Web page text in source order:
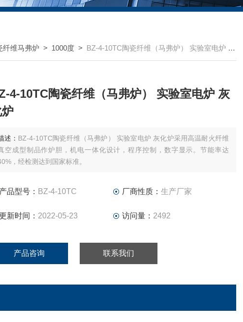
纤维马弗炉 > 1000度 > BZ-4-10TC陶瓷纤维（马弗炉） 实验室电炉 灰化炉
4-10TC陶瓷纤维（马弗炉） 实验室电炉 灰
述： BZ-4-10TC陶瓷纤维（马弗炉） 实验室电炉 灰化炉采用高温耐火纤维
空成型制品作炉胆，机电一体化设计，程序控制，数字显示。节能率达
，经检测达到国家标准。
产品型号： BZ-4-10TC 厂商性质： 生产厂家
新时间： 2022-05-23 访问量： 2492
产品咨询 联系我们